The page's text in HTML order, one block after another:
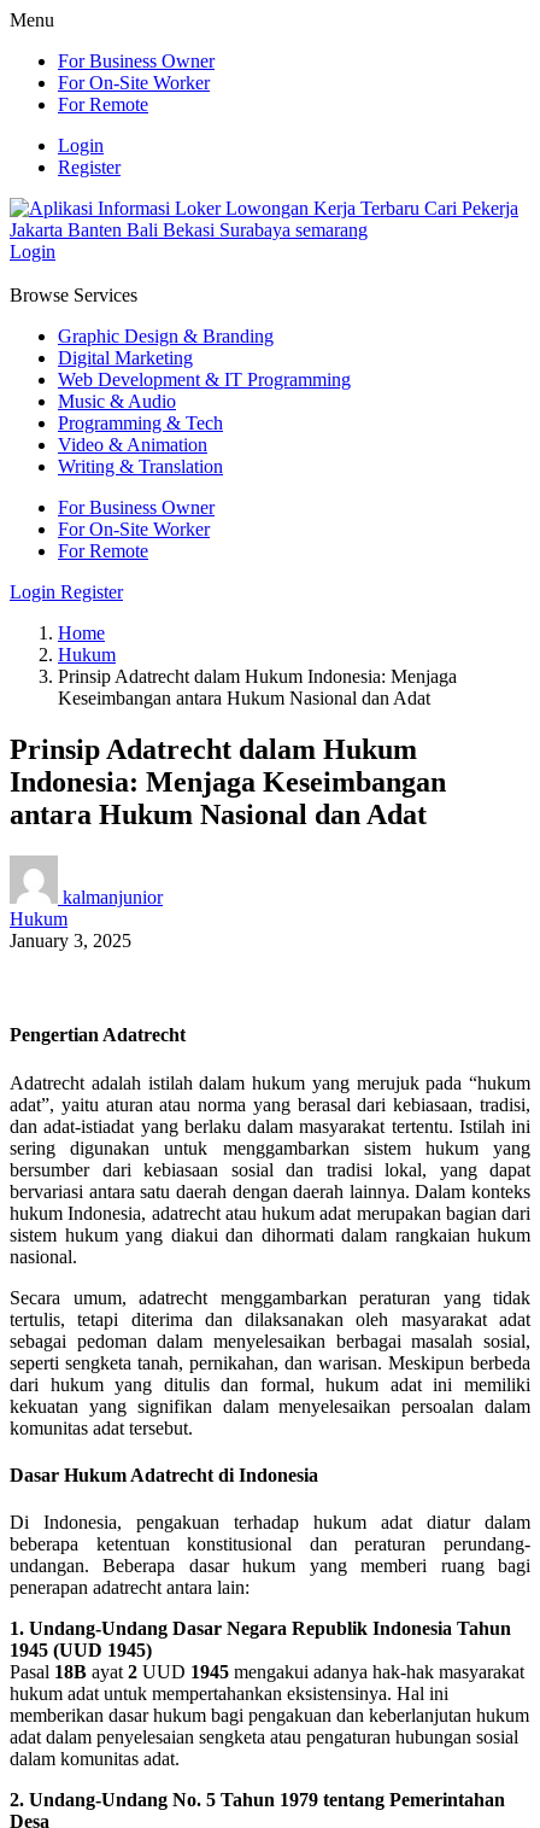
Menu
For Business Owner
For On-Site Worker
For Remote
Login
Register
Login
Browse Services
Graphic Design & Branding
Digital Marketing
Web Development & IT Programming
Music & Audio
Programming & Tech
Video & Animation
Writing & Translation
For Business Owner
For On-Site Worker
For Remote
Login Register
Home
Hukum
Prinsip Adatrecht dalam Hukum Indonesia: Menjaga
Keseimbangan antara Hukum Nasional dan Adat
Prinsip Adatrecht dalam Hukum
Indonesia: Menjaga Keseimbangan
antara Hukum Nasional dan Adat
kalmanjunior
Hukum
January 3, 2025
Pengertian Adatrecht
Adatrecht adalah istilah dalam hukum yang merujuk pada “hukum
adat”, yaitu aturan atau norma yang berasal dari kebiasaan, tradisi,
dan adat-istiadat yang berlaku dalam masyarakat tertentu. Istilah ini
sering digunakan untuk menggambarkan sistem hukum yang
bersumber dari kebiasaan sosial dan tradisi lokal, yang dapat
bervariasi antara satu daerah dengan daerah lainnya. Dalam konteks
hukum Indonesia, adatrecht atau hukum adat merupakan bagian dari
sistem hukum yang diakui dan dihormati dalam rangkaian hukum
nasional.
Secara umum, adatrecht menggambarkan peraturan yang tidak
tertulis, tetapi diterima dan dilaksanakan oleh masyarakat adat
sebagai pedoman dalam menyelesaikan berbagai masalah sosial,
seperti sengketa tanah, pernikahan, dan warisan. Meskipun berbeda
dari hukum yang ditulis dan formal, hukum adat ini memiliki
kekuatan yang signifikan dalam menyelesaikan persoalan dalam
komunitas adat tersebut.
Dasar Hukum Adatrecht di Indonesia
Di Indonesia, pengakuan terhadap hukum adat diatur dalam
beberapa ketentuan konstitusional dan peraturan perundang-
undangan. Beberapa dasar hukum yang memberi ruang bagi
penerapan adatrecht antara lain:
1. Undang-Undang Dasar Negara Republik Indonesia Tahun
1945 (UUD 1945)
Pasal 18B ayat 2 UUD 1945 mengakui adanya hak-hak masyarakat
hukum adat untuk mempertahankan eksistensinya. Hal ini
memberikan dasar hukum bagi pengakuan dan keberlanjutan hukum
adat dalam penyelesaian sengketa atau pengaturan hubungan sosial
dalam komunitas adat.
2. Undang-Undang No. 5 Tahun 1979 tentang Pemerintahan
Desa